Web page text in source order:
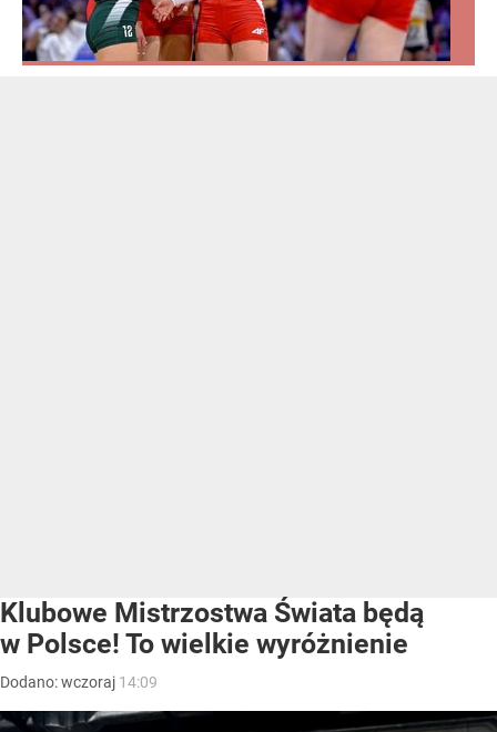
Klubowe Mistrzostwa Świata będą
w Polsce! To wielkie wyróżnienie
Dodano:wczoraj 14:09